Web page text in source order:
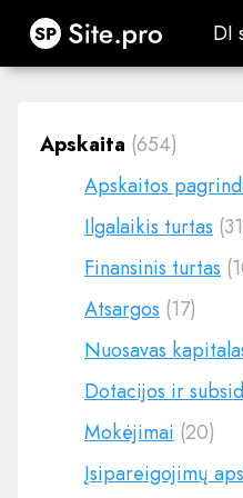
Site.pro DI
DI
Apskaita (654)
Apskaitos
Ilgalaikis turtas
Finansinis turtas
Atsargos (17)
Nuosavas
Dotacijos ir
Mokėjimai (20)
Įsipareigojimų